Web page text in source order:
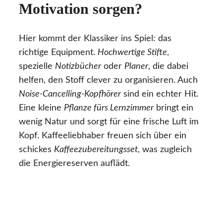
Motivation sorgen?
Hier kommt der Klassiker ins Spiel: das
richtige Equipment. Hochwertige Stifte,
spezielle Notizbücheroder Planer, die dabei
helfen, den Stoff clever zu organisieren. Auch
Noise-Cancelling-Kopfhörersind ein echter Hit.
Eine kleine Pflanze fürs Lernzimmerbringt ein
wenig Natur und sorgt für eine frische Luft im
Kopf. Kaffeeliebhaber freuen sich über ein
schickes Kaffeezubereitungsset, was zugleich
die Energiereserven auflädt.